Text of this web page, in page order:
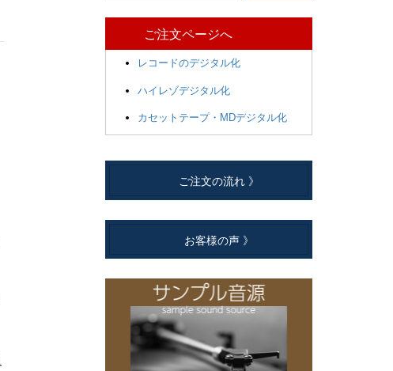
ご注文ページへ
レコードのデジタル化
ハイレゾデジタル化
カセットテープ・MDデジタル化
ご注文の流れ 》
お客様の声 》